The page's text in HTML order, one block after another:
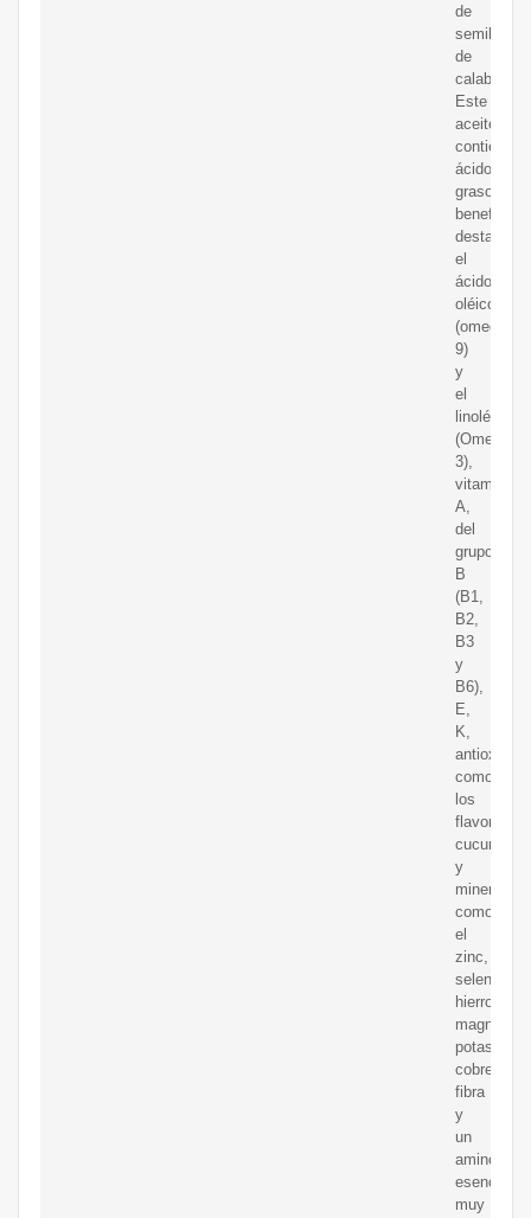
de
semillas
de
calabaza.
Este
aceite
contiene
ácidos
grasos
el
ácido
oléico
(omega
9)
y
el
linolénico
(Omega
3),
vitaminas
A,
del
grupo
B
(B1,
B2,
B3
y
B6),
E,
K,
como
los
y
minerales
como
el
zinc,
selenio,
hierro,
magnesio,
potasio,
cobre,
fibra
y
un
esencial
muy